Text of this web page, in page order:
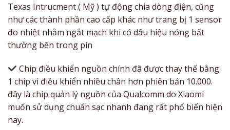
Texas Intrucment ( Mỹ ) tự động chia dòng điện, cũng
như các thành phần cao cấp khác như trang bị 1 sensor
đo nhiệt nhằm ngắt mạch khi có dấu hiệu nóng bất
thường bên trong pin
Chip điều khiển nguồn chính đã được thay thế bằng
1 chip vi điều khiển nhiều chân hơn phiên bản 10.000.
đây là chip quản lý nguồn của Qualcomm do Xiaomi
muốn sử dụng chuẩn sạc nhanh đang rất phổ biến hiện
nay.